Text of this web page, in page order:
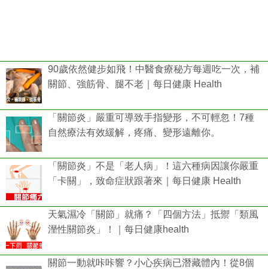
90歲依然健步如飛！中醫食療秘方每週吃一次，補
關節、強筋骨、腿不老｜每日健康 Health
「關節炎」嚴重可導致手指變形，不可輕忽！7種
自然療法有效緩解，疼痛、變形遠離你。
「關節炎」不是「老人病」！這六種病因讓你嚴重
「卡關」，致命症狀跟著來｜每日健康 Health
天氣濕冷「關節」就痛？「四個方法」抵禦「類風
溼性關節炎」！｜每日健康health
關節一動就咔咔響？小心疾病已潛藏體內！從8個